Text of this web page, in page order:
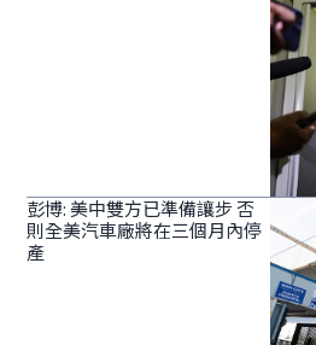
彭博: 美中雙方已準備讓步 否
則全美汽車廠將在三個月內停
產